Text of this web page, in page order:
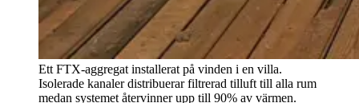
Ett FTX-aggregat installerat på vinden i en villa.
Isolerade kanaler distribuerar filtrerad tilluft till alla rum
medan systemet återvinner upp till 90% av värmen.